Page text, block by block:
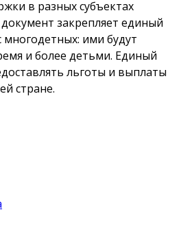
в разных субъектах
закрепляет единый
многодетных: ими будут
и более детьми. Единый
льготы и выплаты
стране.